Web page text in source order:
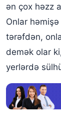
ən çox həzz
Onlar
tərəfdən,
demək olar
yerlərdə